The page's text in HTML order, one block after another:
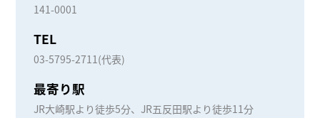
141-0001
TEL
03-5795-2711(代表)
最寄り駅
JR大崎駅より徒歩5分、JR五反田駅より徒歩11分